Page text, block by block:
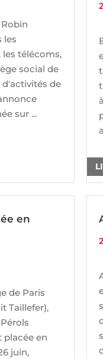
les
télécoms,
social de
d'activités de
sur ...
en
de Paris
Taillefer),
placée en
juin,